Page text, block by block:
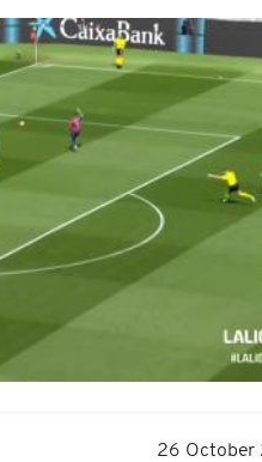
26 October